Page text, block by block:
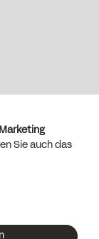
Marketing
Sie auch das